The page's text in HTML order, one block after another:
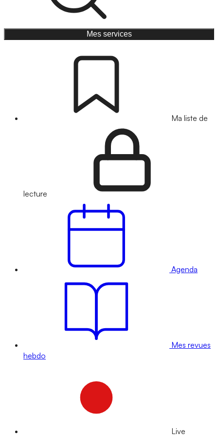
Mes services
Ma liste de
lecture
Agenda
Mes revues
hebdo
Live